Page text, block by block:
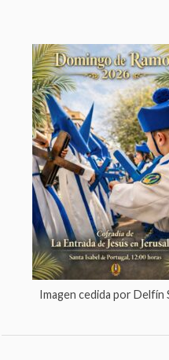
Imagen cedida por Delfín